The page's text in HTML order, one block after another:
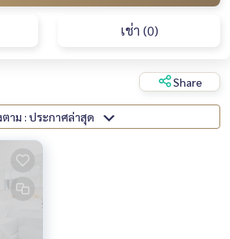
เช่า (0)
Share
เรียงตาม : ประกาศล่าสุด